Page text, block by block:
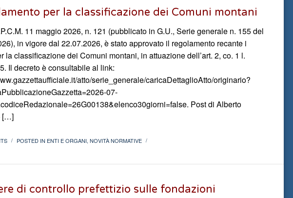
per la classificazione dei Comuni montani
11 maggio 2026, n. 121 (pubblicato in G.U., Serie generale n. 155 del
in vigore dal 22.07.2026, è stato approvato il regolamento recante i
la classificazione dei Comuni montani, in attuazione dell’art. 2, co. 1 l.
Il decreto è consultabile al link:
atto/serie_generale/caricaDettaglioAtto/originario?
07-
Post di Alberto
[…]
/ POSTED IN ENTI E ORGANI, NOVITÀ NORMATIVE /
di controllo prefettizio sulle fondazioni